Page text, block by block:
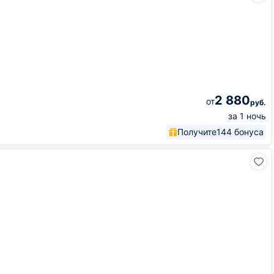
от2 880руб.
за 1 ночь
Получите144 бонуса